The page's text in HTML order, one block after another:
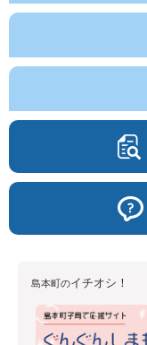
島本町のイチオシ！